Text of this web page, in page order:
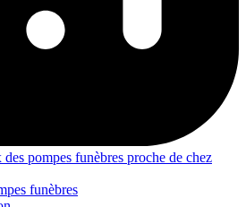
pompes funèbres proche de chez
funèbres